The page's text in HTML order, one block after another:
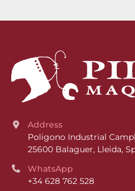
Address
Poligono Industrial
25600 Balaguer, Lleida,
WhatsApp
+34 628 762 528